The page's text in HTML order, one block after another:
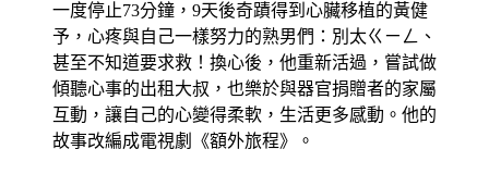
一度停止73分鐘，9天後奇蹟得到心臟移植的黃健
予，心疼與自己一樣努力的熟男們：別太ㄍㄧㄥ、
甚至不知道要求救！換心後，他重新活過，嘗試做
傾聽心事的出租大叔，也樂於與器官捐贈者的家屬
互動，讓自己的心變得柔軟，生活更多感動。他的
故事改編成電視劇《額外旅程》。